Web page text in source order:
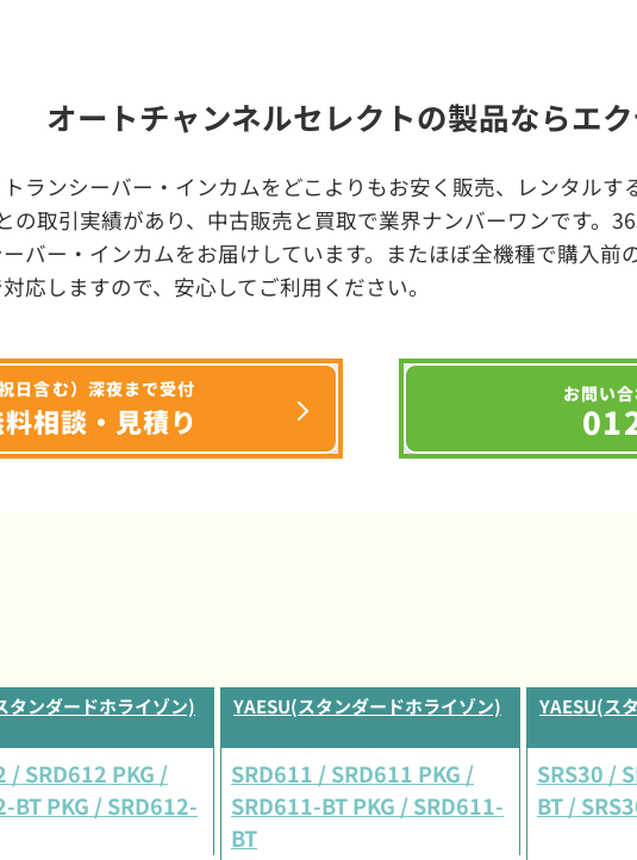
オートチャンネルセレクトの製品ならエ
ランシーバー・インカムをどこよりもお安く販売、レンタルす
の取引実績があり、中古販売と買取で業界ナンバーワンです。
バー・インカムをお届けしています。またほぼ全機種で購入前
応しますので、安心してご利用ください。
日含む）深夜まで受付
相談・見積り
お問い
タンダードホライゾン)
/ SRD612 PKG /
BT PKG / SRD612-
YAESU(スタンダードホライゾン)
SRD611 / SRD611 PKG /
SRD611-BT PKG / SRD611-
BT
YAESU(ス
SRS30 /
BT /